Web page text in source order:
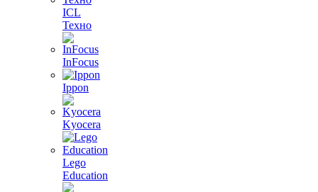
ICL
Техно
InFocus
Ippon
Kyocera
Lego
Education